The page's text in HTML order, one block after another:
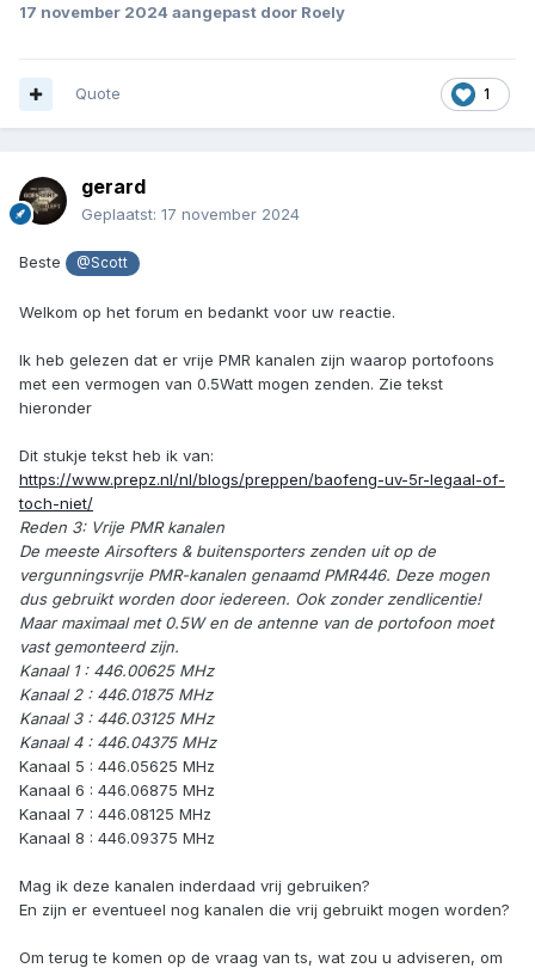
17 november 2024 aangepast door Roely
1
Quote
gerard
Geplaatst: 17 november 2024
Beste @Scott
Welkom op het forum en bedankt voor uw reactie.
Ik heb gelezen dat er vrije PMR kanalen zijn waarop portofoons
met een vermogen van 0.5Watt mogen zenden. Zie tekst
hieronder
Dit stukje tekst heb ik van:
https://www.prepz.nl/nl/blogs/preppen/baofeng-uv-5r-legaal-of-
toch-niet/
Reden 3: Vrije PMR kanalen
De meeste Airsofters & buitensporters zenden uit op de
vergunningsvrije PMR-kanalen genaamd PMR446. Deze mogen
dus gebruikt worden door iedereen. Ook zonder zendlicentie!
Maar maximaal met 0.5W en de antenne van de portofoon moet
vast gemonteerd zijn.
Kanaal 1 : 446.00625 MHz
Kanaal 2 : 446.01875 MHz
Kanaal 3 : 446.03125 MHz
Kanaal 4 : 446.04375 MHz
Kanaal 5 : 446.05625 MHz
Kanaal 6 : 446.06875 MHz
Kanaal 7 : 446.08125 MHz
Kanaal 8 : 446.09375 MHz
Mag ik deze kanalen inderdaad vrij gebruiken?
En zijn er eventueel nog kanalen die vrij gebruikt mogen worden?
Om terug te komen op de vraag van ts, wat zou u adviseren, om